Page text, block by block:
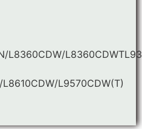
L8360CDW/
L9570CDW(T)